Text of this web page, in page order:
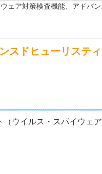
ェア対策検査機能、アドバ
スドヒューリステ
ウイルス・スパイウェ